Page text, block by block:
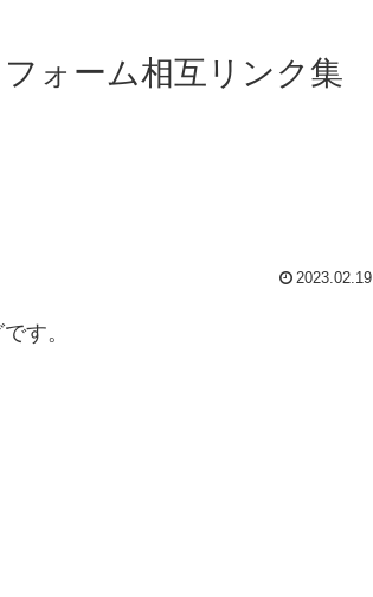
ォーム相互リンク集
2023.02.19
す。